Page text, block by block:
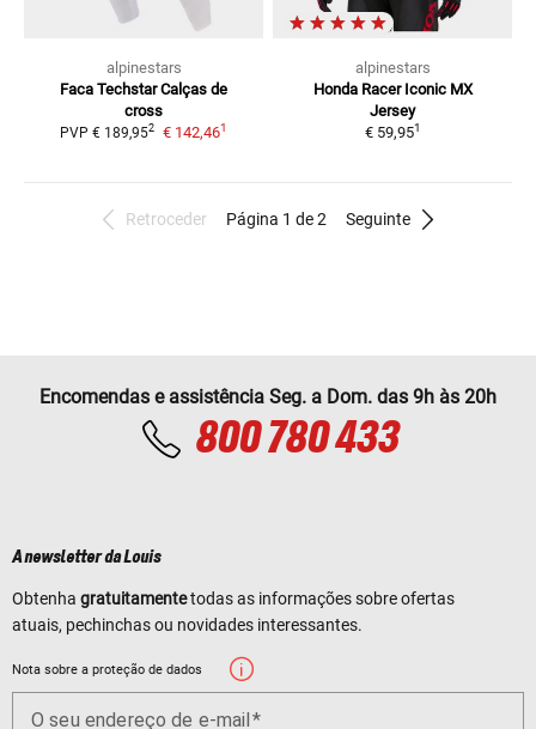
alpinestars
Faca Techstar Calças de
cross
PVP € 189,952 € 142,461
alpinestars
Honda Racer Iconic MX
Jersey
€ 59,951
Retroceder Página 1 de 2 Seguinte
Encomendas e assistência Seg. a Dom. das 9h às 20h
800 780 433
A newsletter da Louis
Obtenha gratuitamentetodas as informações sobre ofertas
atuais, pechinchas ou novidades interessantes.
Nota sobre a proteção de dados
O seu endereço de e-mail